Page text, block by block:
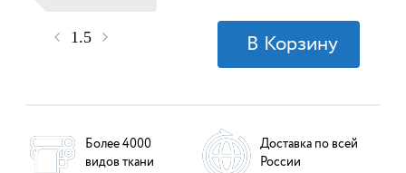
Более 4000
видов ткани
Доставка по всей
России